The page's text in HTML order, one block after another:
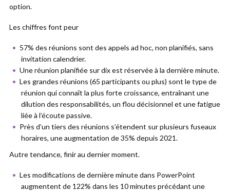
option.
Les chiffres font peur
57% des réunions sont des appels ad hoc, non planifiés, sans
invitation calendrier.
Une réunion planifiée sur dix est réservée à la dernière minute.
Les grandes réunions (65 participants ou plus) sont le type de
réunion qui connaît la plus forte croissance, entraînant une
dilution des responsabilités, un flou décisionnel et une fatigue
liée à l’écoute passive.
Près d’un tiers des réunions s’étendent sur plusieurs fuseaux
horaires, une augmentation de 35% depuis 2021.
Autre tendance, finir au dernier moment.
Les modifications de dernière minute dans PowerPoint
augmentent de 122% dans les 10 minutes précédant une